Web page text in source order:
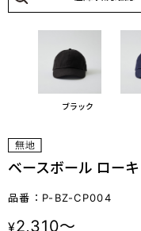
ブラック
ベースボール ロー
品番：P-BZ-CP004
¥2,310～